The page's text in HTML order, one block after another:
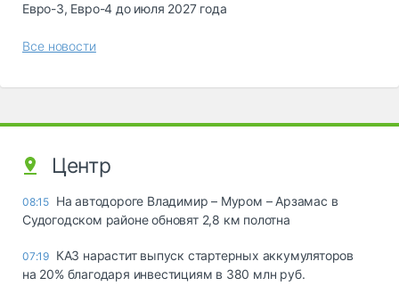
Евро-3, Евро-4 до июля 2027 года
Все новости
Центр
08:15 На автодороге Владимир – Муром – Арзамас в
Судогодском районе обновят 2,8 км полотна
07:19 КАЗ нарастит выпуск стартерных аккумуляторов
на 20% благодаря инвестициям в 380 млн руб.